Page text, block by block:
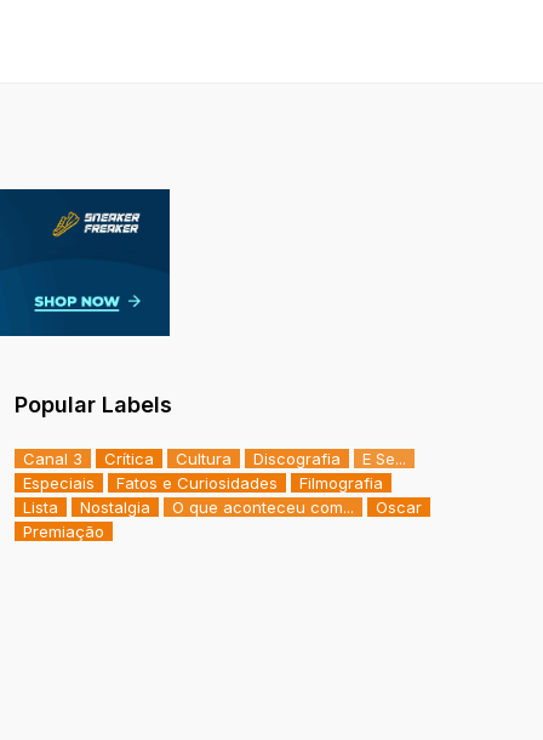
Popular Labels
Canal 3 Crítica Cultura Discografia
E Se...
Especiais
Fatos e Curiosidades
Filmografia
Lista
Nostalgia O que aconteceu com...
Oscar
Premiação